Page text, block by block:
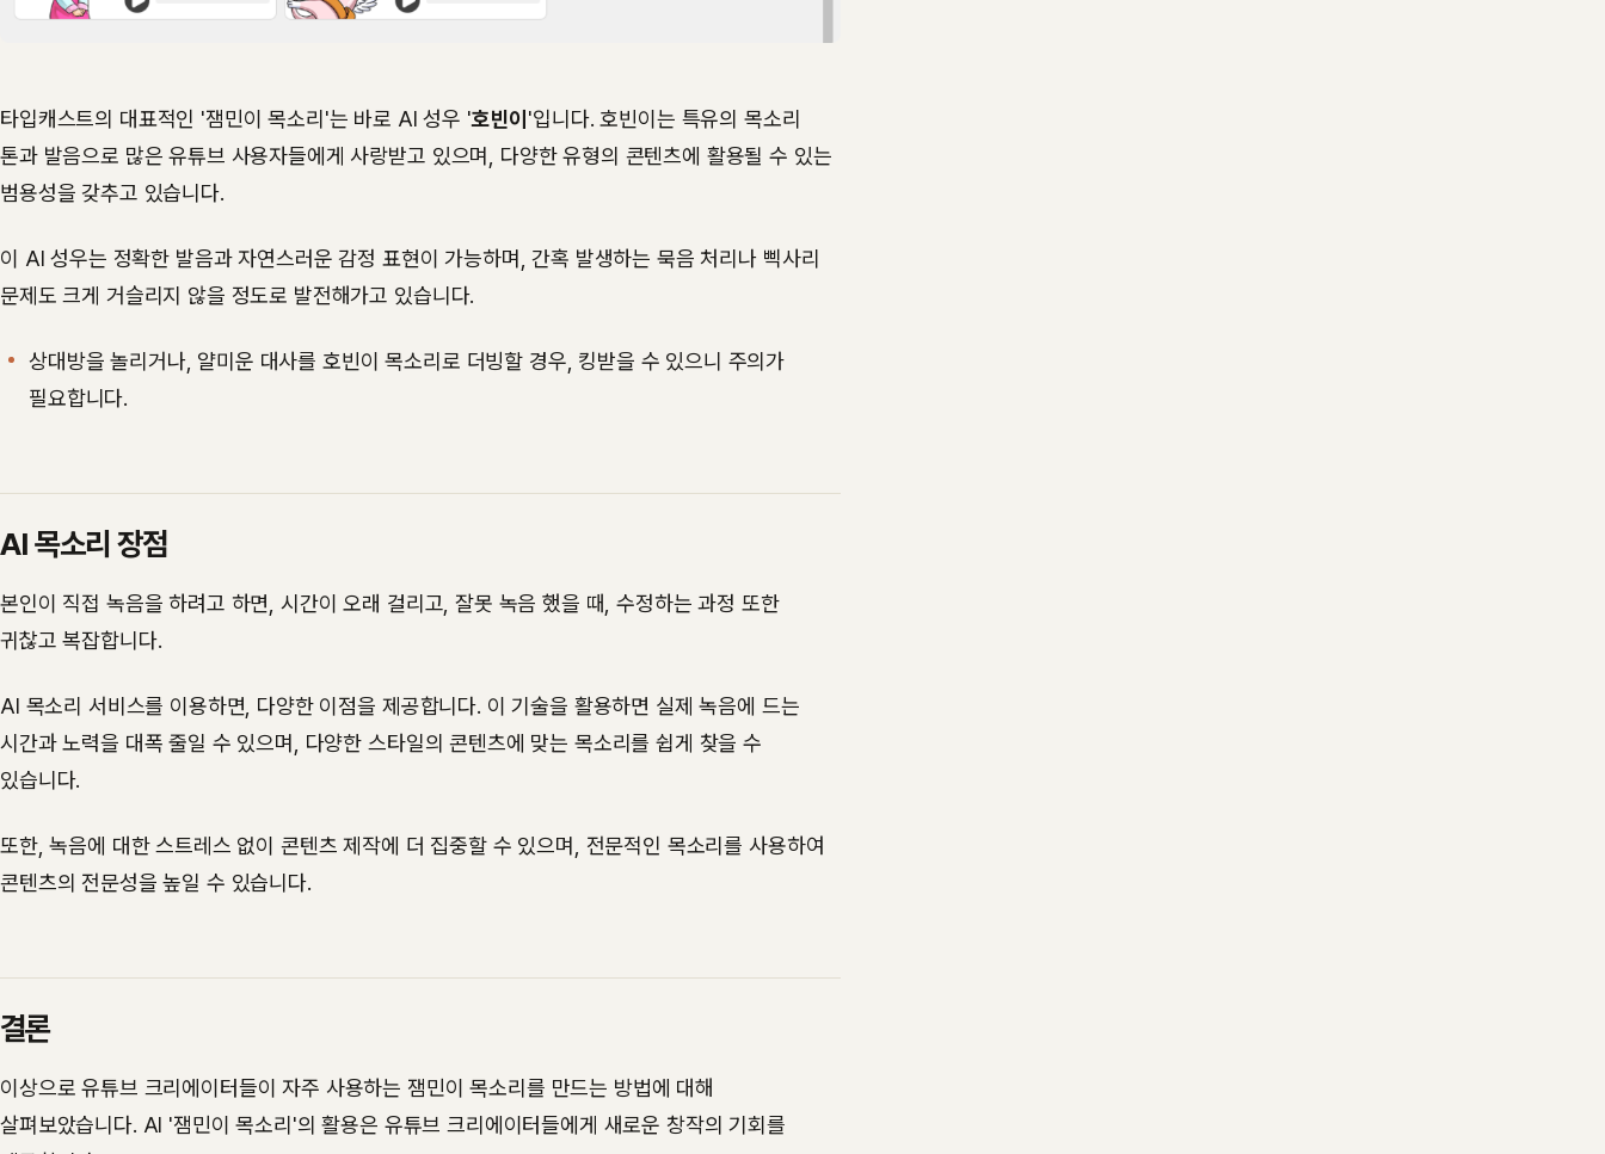
타입캐스트의 대표적인 '잼민이 목소리'는 바로 AI 성우 '호빈이 '입니다. 호빈이는 특유의 목소리
톤과 발음으로 많은 유튜브 사용자들에게 사랑받고 있으며, 다양한 유형의 콘텐츠에 활용될 수 있는
범용성을 갖추고 있습니다.
이 AI 성우는 정확한 발음과 자연스러운 감정 표현이 가능하며, 간혹 발생하는 묵음 처리나 삑사리
문제도 크게 거슬리지 않을 정도로 발전해가고 있습니다.
상대방을 놀리거나, 얄미운 대사를 호빈이 목소리로 더빙할 경우, 킹받을 수 있으니 주의가
필요합니다.
AI 목소리 장점
본인이 직접 녹음을 하려고 하면, 시간이 오래 걸리고, 잘못 녹음 했을 때, 수정하는 과정 또한
귀찮고 복잡합니다.
AI 목소리 서비스를 이용하면, 다양한 이점을 제공합니다. 이 기술을 활용하면 실제 녹음에 드는
시간과 노력을 대폭 줄일 수 있으며, 다양한 스타일의 콘텐츠에 맞는 목소리를 쉽게 찾을 수
있습니다.
또한, 녹음에 대한 스트레스 없이 콘텐츠 제작에 더 집중할 수 있으며, 전문적인 목소리를 사용하여
콘텐츠의 전문성을 높일 수 있습니다.
결론
이상으로 유튜브 크리에이터들이 자주 사용하는 잼민이 목소리를 만드는 방법에 대해
살펴보았습니다. AI '잼민이 목소리'의 활용은 유튜브 크리에이터들에게 새로운 창작의 기회를